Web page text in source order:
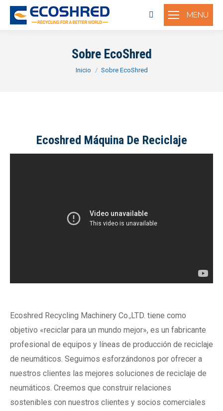
MENU
Buscar:
Sobre EcoShred
Estás aquí:
Inicio Sobre EcoShred
Ecoshred Máquina De Reciclaje
Ecoshred Recycling Machinery Co.,LTD. tiene como
objetivo «reciclar para un mundo mejor», es un fabricante
profesional de equipos y líneas de producción de reciclaje
de neumáticos. Seguimos esforzándonos por ofrecer a
nuestros clientes las mejores soluciones de reciclaje de
neumáticos. Creemos que construir relaciones
sostenibles con nuestros clientes y socios comerciales